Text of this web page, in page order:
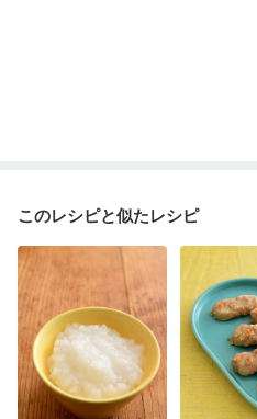
このレシピと似たレシピ